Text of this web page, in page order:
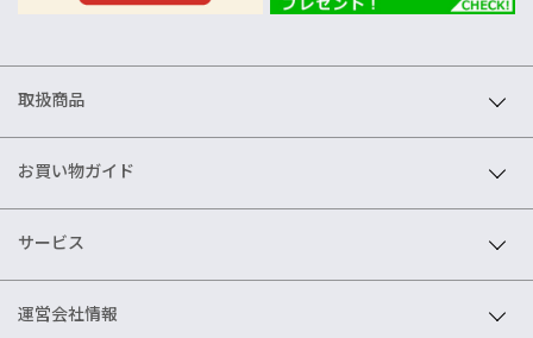
取扱商品
お買い物ガイド
サービス
運営会社情報